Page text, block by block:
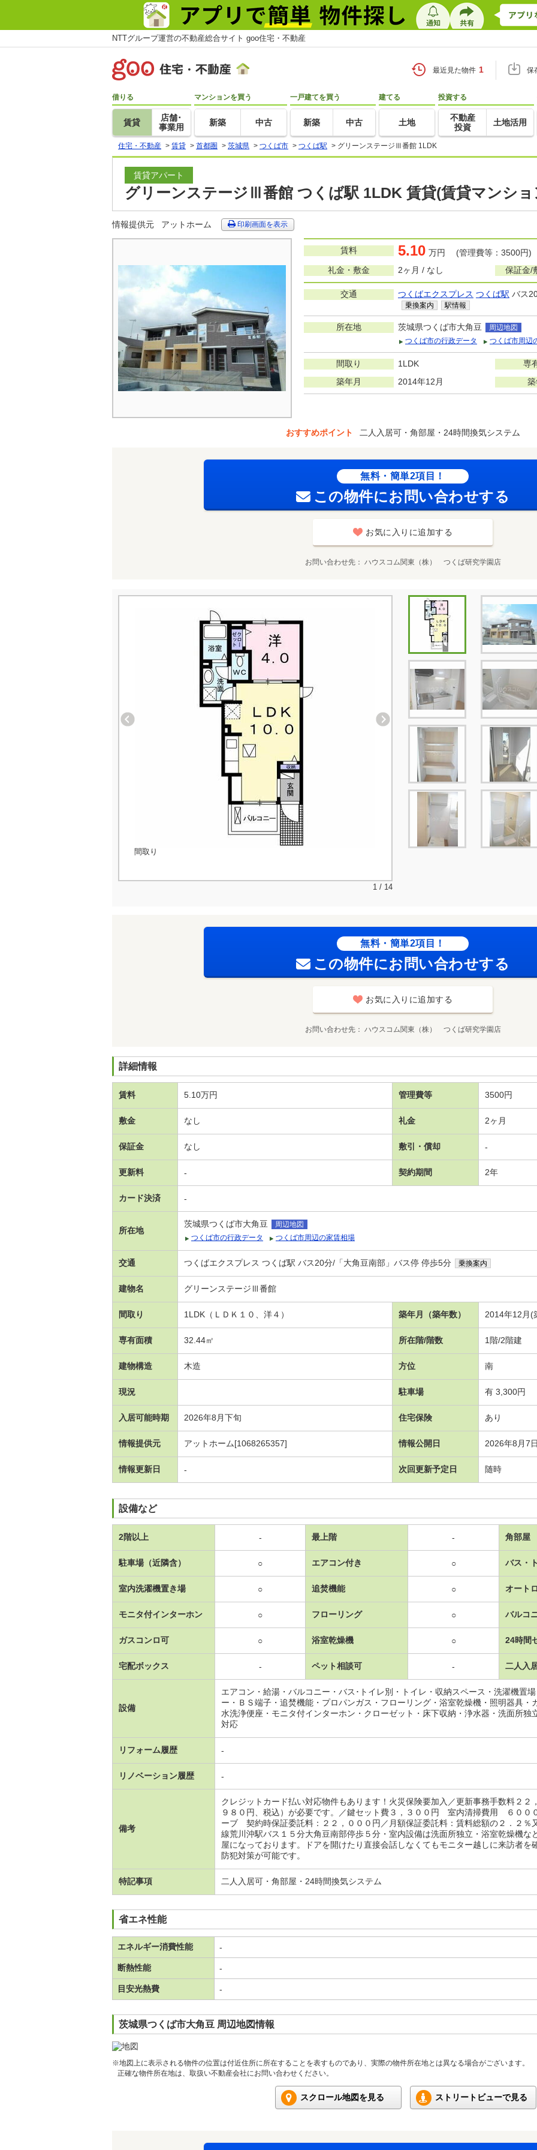
NTTグループ運営の不動産総合サイト goo住宅・不動産
最近見た物件 1 保
借りる
賃貸
店舗･
事業用
マンションを買う
新築 中古
一戸建てを買う
新築 中古
建てる
土地
投資する
不動産
投資
土地活用
住宅・不動産 > 賃貸 > 首都圏 > 茨城県 > つくば市 > つくば駅 > グリーンステージⅢ番館 1LDK
賃貸アパート
グリーンステージⅢ番館 つくば駅 1LDK 賃貸(賃貸マンシ
情報提供元 アットホーム 印刷画面を表示
賃料 5.10 万円 (管理費等：3500円)
礼金・敷金
2ヶ月 / なし 保証金/
交通 つくばエクスプレス つくば駅 バス
乗換案内 駅情報
所在地 茨城県つくば市大角豆
周辺地図
つくば市の行政データ
つくば市周辺
間取り 1LDK 専
築年月 2014年12月
おすすめポイント 二人入居可・角部屋・24時間換気システム
無料・簡単2項目！
この物件にお問い合わせする
お気に入りに追加する
お問い合わせ先 ハウスコム関東（株） つくば研究学園店
間取り
1 / 14
無料・簡単2項目！
この物件にお問い合わせする
お気に入りに追加する
お問い合わせ先 ハウスコム関東（株） つくば研究学園店
詳細情報
賃料 5.10万円 管理費等 3500円
敷金 なし 礼金 2ヶ月
保証金 なし 敷引・償却 -
更新料 - 契約期間 2年
カード決済 -
所在地
茨城県つくば市大角豆
周辺地図
つくば市の行政データ
つくば市周辺の家賃相場
交通 つくばエクスプレス つくば駅 バス20分/「大角豆南部」バス停 停歩5分 乗換案内
建物名 グリーンステージⅢ番館
間取り 1LDK（ＬＤＫ１０、洋４） 築年月（築年数） 2014年12月(
専有面積 32.44㎡ 所在階/階数 1階/2階建
建物構造 木造 方位 南
現況 駐車場 有 3,300円
入居可能時期 2026年8月下旬 住宅保険 あり
情報提供元 アットホーム[1068265357] 情報公開日 2026年8月7日
情報更新日 - 次回更新予定日 随時
設備など
2階以上 - 最上階 - 角部屋
駐車場（近隣含） ○ エアコン付き ○ バス・
室内洗濯機置き場 ○ 追焚機能 ○ オート
モニタ付インターホン ○ フローリング ○ バルコ
ガスコンロ可 ○ 浴室乾燥機 ○ 24時間
宅配ボックス - ペット相談可 - 二人入
設備
エアコン・給湯・バルコニー・バス･トイレ別・トイレ・収納スペース・洗濯機置
ー・ＢＳ端子・追焚機能・プロパンガス・フローリング・浴室乾燥機・照明器具・
水洗浄便座・モニタ付インターホン・クローゼット・床下収納・浄水器・洗面所独
対応
リフォーム履歴 -
リノベーション履歴 -
備考
クレジットカード払い対応物件もあります！火災保険要加入／更新事務手数料２２
９８０円、税込）が必要です。／鍵セット費３，３００円 室内清掃費用 ６００
ーブ 契約時保証委託料：２２，０００円／月額保証委託料：賃料総額の２．２％
線荒川沖駅バス１５分大角豆南部停歩５分・室内設備は洗面所独立・浴室乾燥機な
屋になっております。ドアを開けたり直接会話しなくてもモニター越しに来訪者を
防犯対策が可能です。
特記事項 二人入居可・角部屋・24時間換気システム
省エネ性能
エネルギー消費性能 -
断熱性能 -
目安光熱費 -
茨城県つくば市大角豆 周辺地図情報
※地図上に表示される物件の位置は付近住所に所在することを表すものであり、実際の物件所在地とは異なる場合がございます。
正確な物件所在地は、取扱い不動産会社にお問い合わせください。
スクロール地図を見る ストリートビューで見る